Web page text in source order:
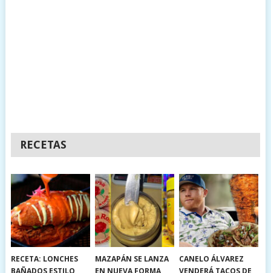
RECETAS
RECETA: LONCHES
BAÑADOS ESTILO
MAZAPÁN SE LANZA
EN NUEVA FORMA
CANELO ÁLVAREZ
VENDERÁ TACOS DE